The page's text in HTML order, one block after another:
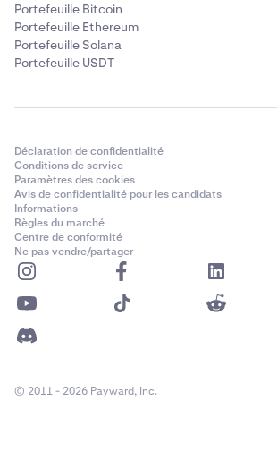
Portefeuille Bitcoin
Portefeuille Ethereum
Portefeuille Solana
Portefeuille USDT
Déclaration de confidentialité
Conditions de service
Paramètres des cookies
Avis de confidentialité pour les candidats
Informations
Règles du marché
Centre de conformité
Ne pas vendre/partager
© 2011 - 2026 Payward, Inc.